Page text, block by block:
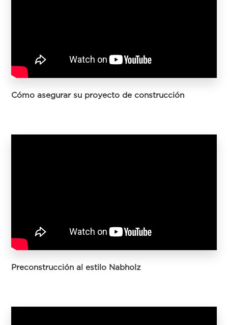
Cómo asegurar su proyecto de construcción
Preconstrucción al estilo Nabholz